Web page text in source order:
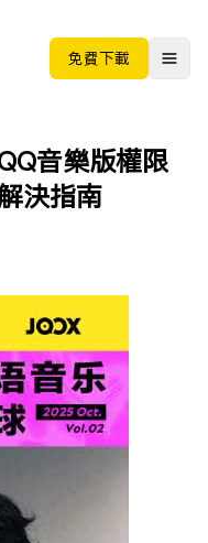
免费下载
音乐版权限
决指南